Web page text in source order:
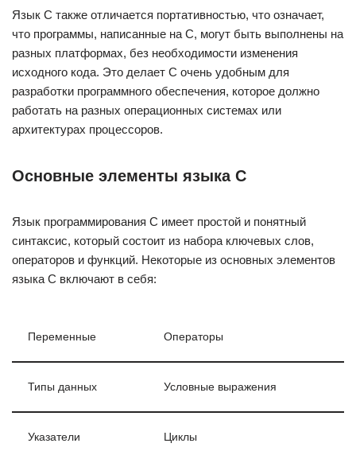
Язык C также отличается портативностью, что означает,
что программы, написанные на C, могут быть выполнены на
разных платформах, без необходимости изменения
исходного кода. Это делает C очень удобным для
разработки программного обеспечения, которое должно
работать на разных операционных системах или
архитектурах процессоров.
Основные элементы языка C
Язык программирования C имеет простой и понятный
синтаксис, который состоит из набора ключевых слов,
операторов и функций. Некоторые из основных элементов
языка C включают в себя:
Переменные Операторы
Типы данных Условные выражения
Указатели Циклы